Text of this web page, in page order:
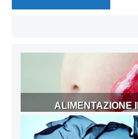
ALIMENTAZIONE